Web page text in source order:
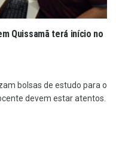
Quissamã terá início no
bolsas de estudo para o
devem estar atentos.